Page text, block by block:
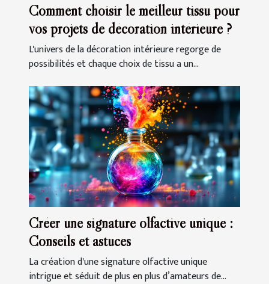
Comment choisir le meilleur tissu pour
vos projets de décoration intérieure ?
L'univers de la décoration intérieure regorge de
possibilités et chaque choix de tissu a un...
Créer une signature olfactive unique :
Conseils et astuces
La création d'une signature olfactive unique
intrigue et séduit de plus en plus d’amateurs de...